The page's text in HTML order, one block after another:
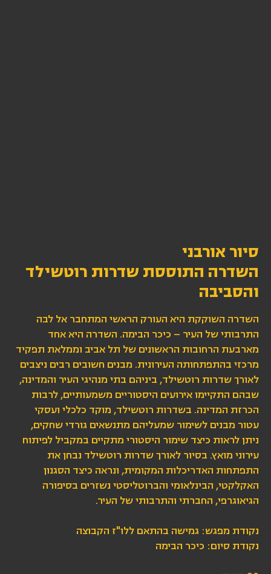
סיור אורבני
השדרה התוססת שדרות רוטשילד
והסביבה
השדרה השוקקת היא העורק הראשי המתחבר אל לבה
התרבותי של העיר – כיכר הבימה. השדרה היא אחד
מארבעת הרחובות הראשונים של תל אביב וממלאת תפקיד
מרכזי בהתפתחותה העירונית. מבנים חשובים רבים ניצבים
לאורך שדרות רוטשילד, ביניהם בתי מנהיגי העיר והמדינה,
שבהם התקיימו אירועים היסטוריים משמעותיים, לרבות
הכרזת המדינה. בשדרות רוטשילד, מוקד כלכלי ועסקי
עטור מבנים לשימור שמעליהם מתנשאים גורדי שחקים,
ניתן לראות כיצד שימור היסטורי מתקיים במקביל לפיתוח
עירוני מואץ. בסיור לאורך שדרות רוטשילד נבחן את
התפתחות האדריכלות המקומית, ונראה כיצד הסגנון
האקלקטי, הבינלאומי והברוטליסטי נשזרים בסיפורה
הגיאוגרפי, החברתי והתרבותי של העיר.
נקודת מפגש: גמישה בהתאם ללו"ז הקבוצה
נקודת סיום: כיכר הבימה